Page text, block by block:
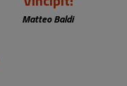
Matteo Baldi